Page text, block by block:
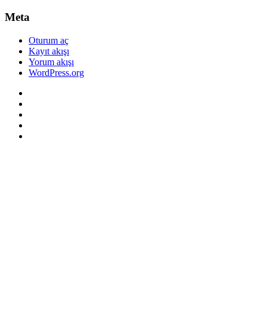
Meta
Oturum aç
Kayıt akışı
Yorum akışı
WordPress.org